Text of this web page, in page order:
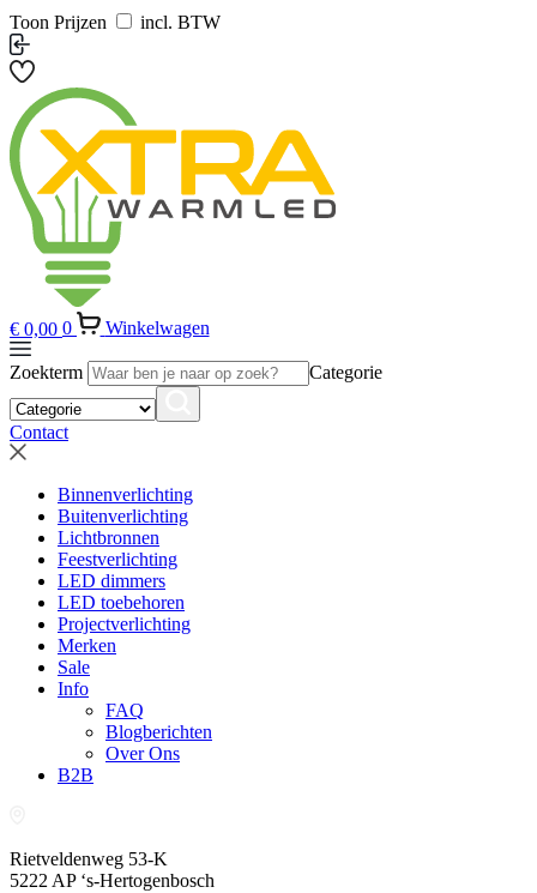
Toon Prijzen incl. BTW
€ 0,00 0 Winkelwagen
Zoekterm Categorie
Contact
Binnenverlichting
Buitenverlichting
Lichtbronnen
Feestverlichting
LED dimmers
LED toebehoren
Projectverlichting
Merken
Sale
Info
FAQ
Blogberichten
Over Ons
B2B
Rietveldenweg 53-K
5222 AP ‘s-Hertogenbosch